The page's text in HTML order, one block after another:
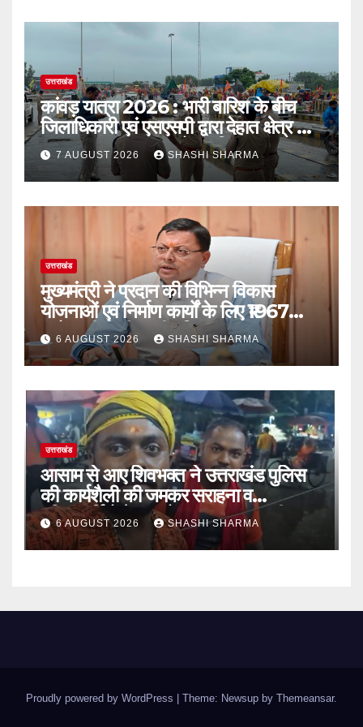
उत्तराखंड
कांवड़ यात्रा 2026 : भारी बारिश के बीच
जिलाधिकारी एवं एसएसपी द्वारा देहात क्षेत्र का
भ्रमण, सुरक्षा व्यवस्थाओं का लिया जायजा
7 AUGUST 2026 SHASHI SHARMA
उत्तराखंड
मुख्यमंत्री ने प्रदान की विभिन्न विकास
योजनाओं एवं निर्माण कार्यों के लिए ₹1967
करोड़ की वित्तीय स्वीकृति
6 AUGUST 2026 SHASHI SHARMA
उत्तराखंड
आसाम से आए शिवभक्त ने उत्तराखंड पुलिस
की कार्यशैली की जमकर सराहना व
पुलिसकर्मियों के सहयोगात्मक व्यवहार की
खुलकर प्रशंसा
6 AUGUST 2026 SHASHI SHARMA
Proudly powered by WordPress Theme: Newsup by Themeansar.